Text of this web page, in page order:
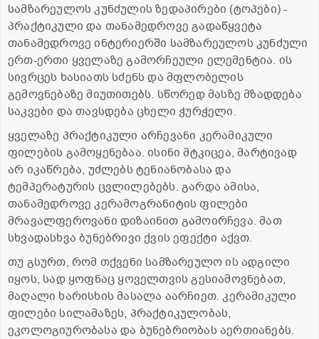
სამზარეულოს კუნძულის ზედაპირები (ტოპები) -
პრაქტიკული და თანამედროვე გადაწყვეტა
თანამედროვე ინტერიერში სამზარეულოს კუნძული
ერთ-ერთი ყველაზე გამორჩეული ელემენტია. ის
სივრცეს ხასიათს სძენს და მფლობელის
გემოვნებაზე მიუთითებს. სწორედ მასზე მზადდება
საკვები და თავსდება ცხელი ჭურჭელი.
ყველაზე პრაქტიკული არჩევანი კერამიკული
ფილების გამოყენებაა. ისინი მტკიცეა, მარტივად
არ იკაწრება, უძლებს ტენიანობასა და
ტემპერატურის ცვლილებებს. გარდა ამისა,
თანამედროვე კერამოგრანიტის ფილები
მრავალფეროვანი დიზაინით გამოირჩევა. მათ
სხვადასხვა ბუნებრივი ქვის ეფექტი აქვთ.
თუ გსურთ, რომ თქვენი სამზარეულო ის ადგილი
იყოს, სად ყოფნაც ყოველთვის გესიამოვნებათ,
მაღალი ხარისხის მასალა აარჩიეთ. კერამიკული
ფილები სილამაზეს, პრაქტიკულობას,
ეკოლოგიურობასა და ბუნებრიობას აერთიანებს.